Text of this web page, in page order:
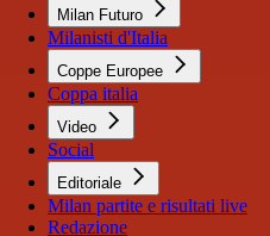
Milan Futuro
Milanisti d'Italia
Coppe Europee
Coppa italia
Video
Social
Editoriale
Milan partite e risultati live
Redazione